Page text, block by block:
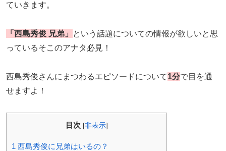
ていきます。
「西島秀俊 兄弟」
という話題についての情報が欲しいと思
っているそこのアナタ必見！
西島秀俊さんにまつわるエピソードについて1分で目を通
せますよ！
目次 [非表示]
1 西島秀俊に兄弟はいるの？